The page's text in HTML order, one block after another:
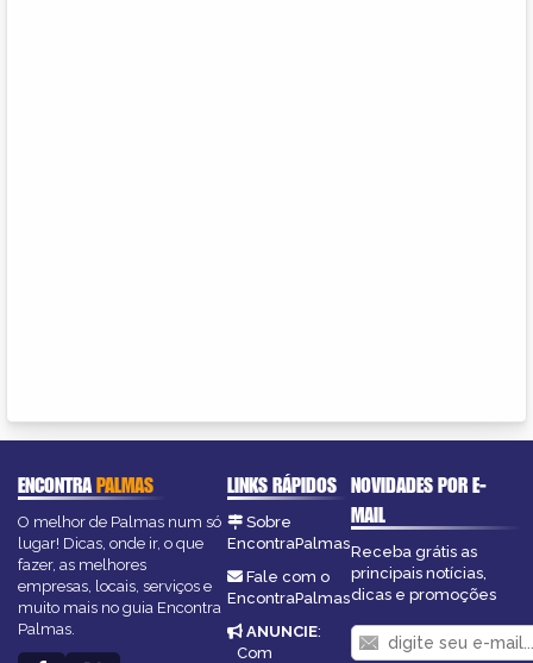
ENCONTRAPALMAS
O melhor de Palmas num só
lugar! Dicas, onde ir, o que
fazer, as melhores
empresas, locais, serviços e
muito mais no guia Encontra
Palmas.
LINKS RÁPIDOS
Sobre
EncontraPalmas
Fale com o
EncontraPalmas
ANUNCIE:
Com
NOVIDADES POR E-
MAIL
Receba grátis as
principais notícias,
dicas e promoções